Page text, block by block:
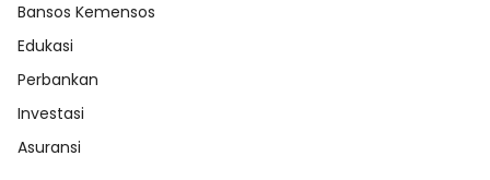
Bansos Kemensos
Edukasi
Perbankan
Investasi
Asuransi